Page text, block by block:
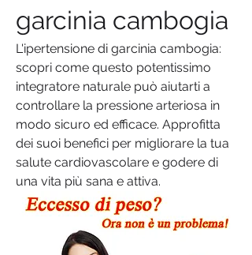
garcinia cambogia
L'ipertensione di garcinia cambogia:
scopri come questo potentissimo
integratore naturale può aiutarti a
controllare la pressione arteriosa in
modo sicuro ed efficace. Approfitta
dei suoi benefici per migliorare la tua
salute cardiovascolare e godere di
una vita più sana e attiva.